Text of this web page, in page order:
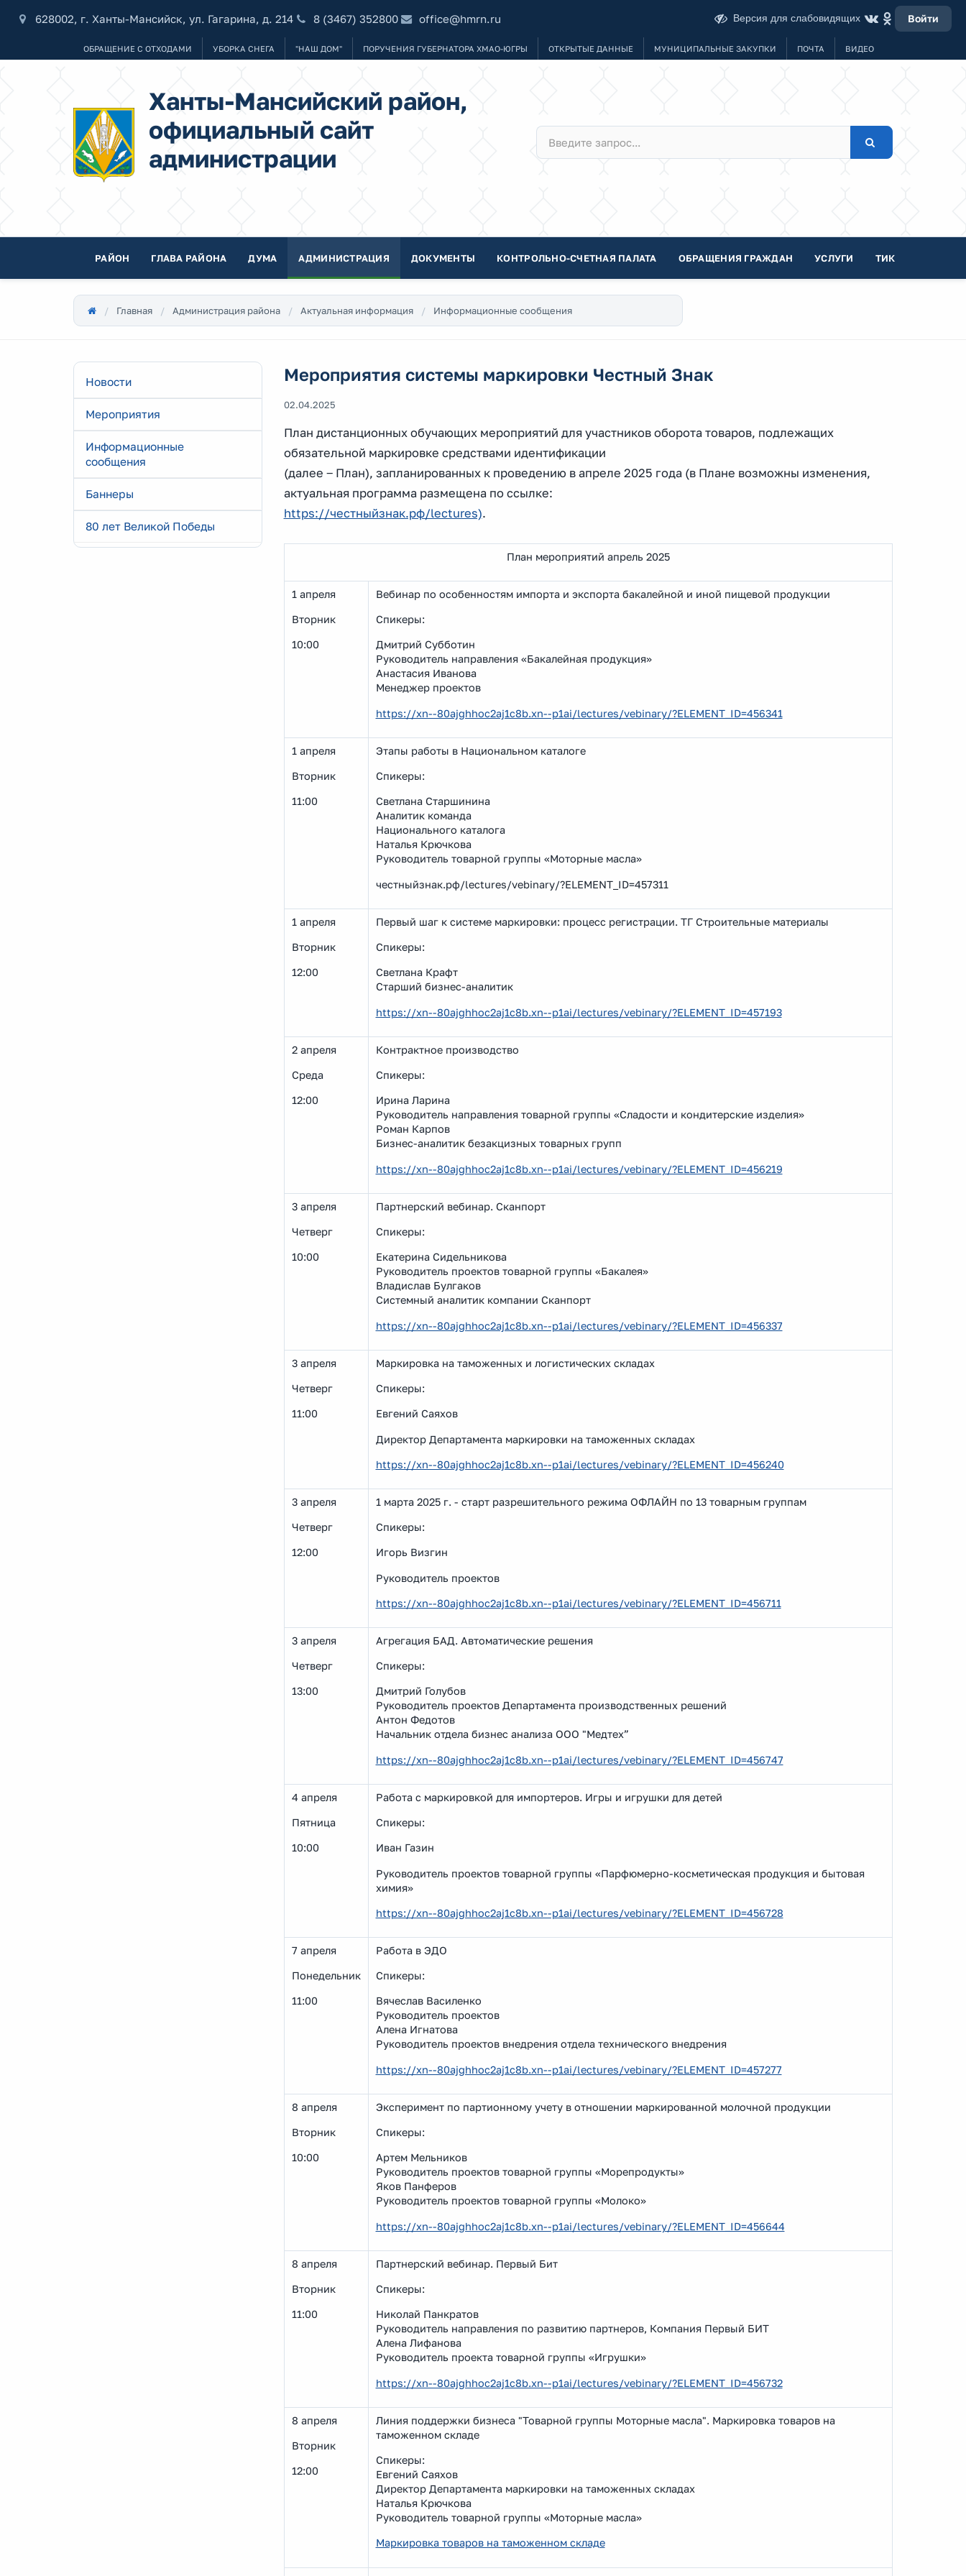
628002, г. Ханты-Мансийск, ул. Гагарина, д. 214 8 (3467) 352800 office@hmrn.ru Версия для слабовидящих Войти
ОБРАЩЕНИЕ С ОТХОДАМИ УБОРКА СНЕГА "НАШ ДОМ" ПОРУЧЕНИЯ ГУБЕРНАТОРА ХМАО-ЮГРЫ ОТКРЫТЫЕ ДАННЫЕ МУНИЦИПАЛЬНЫЕ ЗАКУПКИ ПОЧТА ВИДЕО
Ханты-Мансийский район,
официальный сайт
администрации
РАЙОН ГЛАВА РАЙОНА ДУМА АДМИНИСТРАЦИЯ ДОКУМЕНТЫ КОНТРОЛЬНО-СЧЕТНАЯ ПАЛАТА ОБРАЩЕНИЯ ГРАЖДАН УСЛУГИ ТИК
Главная Администрация района Актуальная информация Информационные сообщения
Новости
Мероприятия
Информационные
сообщения
Баннеры
80 лет Великой Победы
Мероприятия системы маркировки Честный Знак
02.04.2025
План дистанционных обучающих мероприятий для участников оборота товаров, подлежащих
обязательной маркировке средствами идентификации
(далее ‒ План), запланированных к проведению в апреле 2025 года (в Плане возможны изменения,
актуальная программа размещена по ссылке:
https://честныйзнак.рф/lectures).
План мероприятий апрель 2025
1 апреля
Вторник
10:00
Вебинар по особенностям импорта и экспорта бакалейной и иной пищевой продукции
Спикеры:
Дмитрий Субботин
Руководитель направления «Бакалейная продукция»
Анастасия Иванова
Менеджер проектов
https://xn--80ajghhoc2aj1c8b.xn--p1ai/lectures/vebinary/?ELEMENT_ID=456341
1 апреля
Вторник
11:00
Этапы работы в Национальном каталоге
Спикеры:
Светлана Старшинина
Аналитик команда
Национального каталога
Наталья Крючкова
Руководитель товарной группы «Моторные масла»
честныйзнак.рф/lectures/vebinary/?ELEMENT_ID=457311
1 апреля
Вторник
12:00
Первый шаг к системе маркировки: процесс регистрации. ТГ Строительные материалы
Спикеры:
Светлана Крафт
Старший бизнес-аналитик
https://xn--80ajghhoc2aj1c8b.xn--p1ai/lectures/vebinary/?ELEMENT_ID=457193
2 апреля
Среда
12:00
Контрактное производство
Спикеры:
Ирина Ларина
Руководитель направления товарной группы «Сладости и кондитерские изделия»
Роман Карпов
Бизнес-аналитик безакцизных товарных групп
https://xn--80ajghhoc2aj1c8b.xn--p1ai/lectures/vebinary/?ELEMENT_ID=456219
3 апреля
Четверг
10:00
Партнерский вебинар. Сканпорт
Спикеры:
Екатерина Сидельникова
Руководитель проектов товарной группы «Бакалея»
Владислав Булгаков
Системный аналитик компании Сканпорт
https://xn--80ajghhoc2aj1c8b.xn--p1ai/lectures/vebinary/?ELEMENT_ID=456337
3 апреля
Четверг
11:00
Маркировка на таможенных и логистических складах
Спикеры:
Евгений Саяхов
Директор Департамента маркировки на таможенных складах
https://xn--80ajghhoc2aj1c8b.xn--p1ai/lectures/vebinary/?ELEMENT_ID=456240
3 апреля
Четверг
12:00
1 марта 2025 г. - старт разрешительного режима ОФЛАЙН по 13 товарным группам
Спикеры:
Игорь Визгин
Руководитель проектов
https://xn--80ajghhoc2aj1c8b.xn--p1ai/lectures/vebinary/?ELEMENT_ID=456711
3 апреля
Четверг
13:00
Агрегация БАД. Автоматические решения
Спикеры:
Дмитрий Голубов
Руководитель проектов Департамента производственных решений
Антон Федотов
Начальник отдела бизнес анализа ООО "Медтех”
https://xn--80ajghhoc2aj1c8b.xn--p1ai/lectures/vebinary/?ELEMENT_ID=456747
4 апреля
Пятница
10:00
Работа с маркировкой для импортеров. Игры и игрушки для детей
Спикеры:
Иван Газин
Руководитель проектов товарной группы «Парфюмерно-косметическая продукция и бытовая
химия»
https://xn--80ajghhoc2aj1c8b.xn--p1ai/lectures/vebinary/?ELEMENT_ID=456728
7 апреля
Понедельник
11:00
Работа в ЭДО
Спикеры:
Вячеслав Василенко
Руководитель проектов
Алена Игнатова
Руководитель проектов внедрения отдела технического внедрения
https://xn--80ajghhoc2aj1c8b.xn--p1ai/lectures/vebinary/?ELEMENT_ID=457277
8 апреля
Вторник
10:00
Эксперимент по партионному учету в отношении маркированной молочной продукции
Спикеры:
Артем Мельников
Руководитель проектов товарной группы «Морепродукты»
Яков Панферов
Руководитель проектов товарной группы «Молоко»
https://xn--80ajghhoc2aj1c8b.xn--p1ai/lectures/vebinary/?ELEMENT_ID=456644
8 апреля
Вторник
11:00
Партнерский вебинар. Первый Бит
Спикеры:
Николай Панкратов
Руководитель направления по развитию партнеров, Компания Первый БИТ
Алена Лифанова
Руководитель проекта товарной группы «Игрушки»
https://xn--80ajghhoc2aj1c8b.xn--p1ai/lectures/vebinary/?ELEMENT_ID=456732
8 апреля
Вторник
12:00
Линия поддержки бизнеса "Товарной группы Моторные масла". Маркировка товаров на
таможенном складе
Спикеры:
Евгений Саяхов
Директор Департамента маркировки на таможенных складах
Наталья Крючкова
Руководитель товарной группы «Моторные масла»
Маркировка товаров на таможенном складе